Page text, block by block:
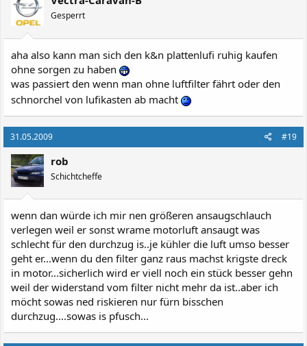
Gesperrt
aha also kann man sich den k&n plattenlufi ruhig kaufen
ohne sorgen zu haben
was passiert den wenn man ohne luftfilter fährt oder den
schnorchel von lufikasten ab macht
31.05.2009 #19
rob
Schichtcheffe
wenn dan würde ich mir nen größeren ansaugschlauch
verlegen weil er sonst wrame motorluft ansaugt was
schlecht für den durchzug is..je kühler die luft umso besser
geht er...wenn du den filter ganz raus machst krigste dreck
in motor...sicherlich wird er viell noch ein stück besser gehn
weil der widerstand vom filter nicht mehr da ist..aber ich
möcht sowas ned riskieren nur fürn bisschen
durchzug....sowas is pfusch...